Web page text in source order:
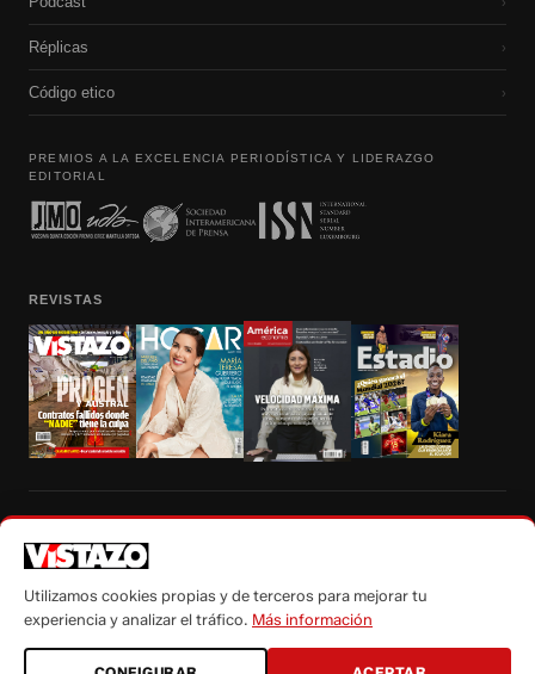
Réplicas ›
Código etico ›
PREMIOS A LA EXCELENCIA PERIODÍSTICA Y LIDERAZGO
EDITORIAL
REVISTAS
autorización escrita de su titular, de todos los contenidos de Vistazo.com.
Utilizamos cookies propias y de terceros para mejorar tu
experiencia y analizar el tráfico. Más información